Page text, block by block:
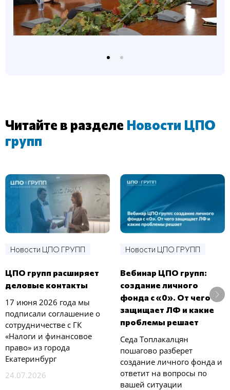
Читайте в разделе Новости ЦПО
групп
Новости ЦПО ГРУПП
ЦПО групп расширяет
деловые контакты
17 июня 2026 года мы
подписали соглашение о
сотрудничестве с ГК
«Налоги и финансовое
право» из города
Екатеринбург
24.07.2026
Новости ЦПО ГРУПП
Вебинар ЦПО групп:
создание личного
фонда с «0». От чего
защищает ЛФ и какие
проблемы решает
Седа Топлакалцян
пошагово разберет
создание личного фонда и
ответит на вопросы по
вашей ситуации